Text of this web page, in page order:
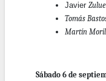
Javier
Tomás
Martín
Sábado 6 de